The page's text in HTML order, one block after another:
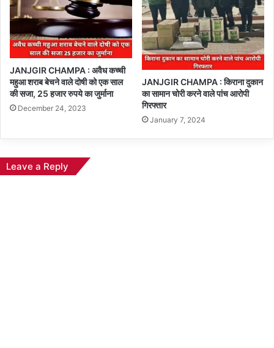
JANJGIR CHAMPA : अवैध कच्ची
महुआ शराब बेचने वाले दोषी को एक साल
की सजा, 25 हजार रुपये का जुर्माना
December 24, 2023
JANJGIR CHAMPA : किराना दुकान
का सामान चोरी करने वाले पांच आरोपी
गिरफ्तार
January 7, 2024
Leave a Reply